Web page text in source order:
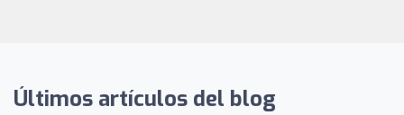
Últimos artículos del blog